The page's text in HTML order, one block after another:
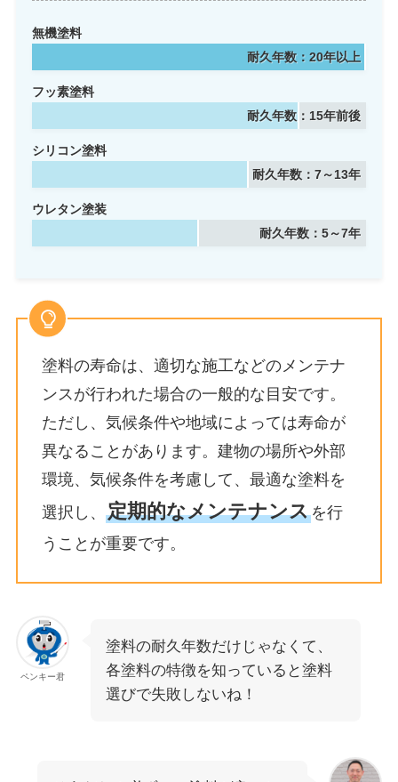
無機塗料
耐久年数：20年以上
フッ素塗料
耐久年数：15年前後
シリコン塗料
耐久年数：7～13年
ウレタン塗装
耐久年数：5～7年
塗料の寿命は、適切な施工などのメンテナ
ンスが行われた場合の一般的な目安です。
ただし、気候条件や地域によっては寿命が
異なることがあります。建物の場所や外部
環境、気候条件を考慮して、最適な塗料を
選択し、 定期的なメンテナンスを行
うことが重要です。
ペンキー君
塗料の耐久年数だけじゃなくて、
各塗料の特徴を知っていると塗料
選びで失敗しないね！